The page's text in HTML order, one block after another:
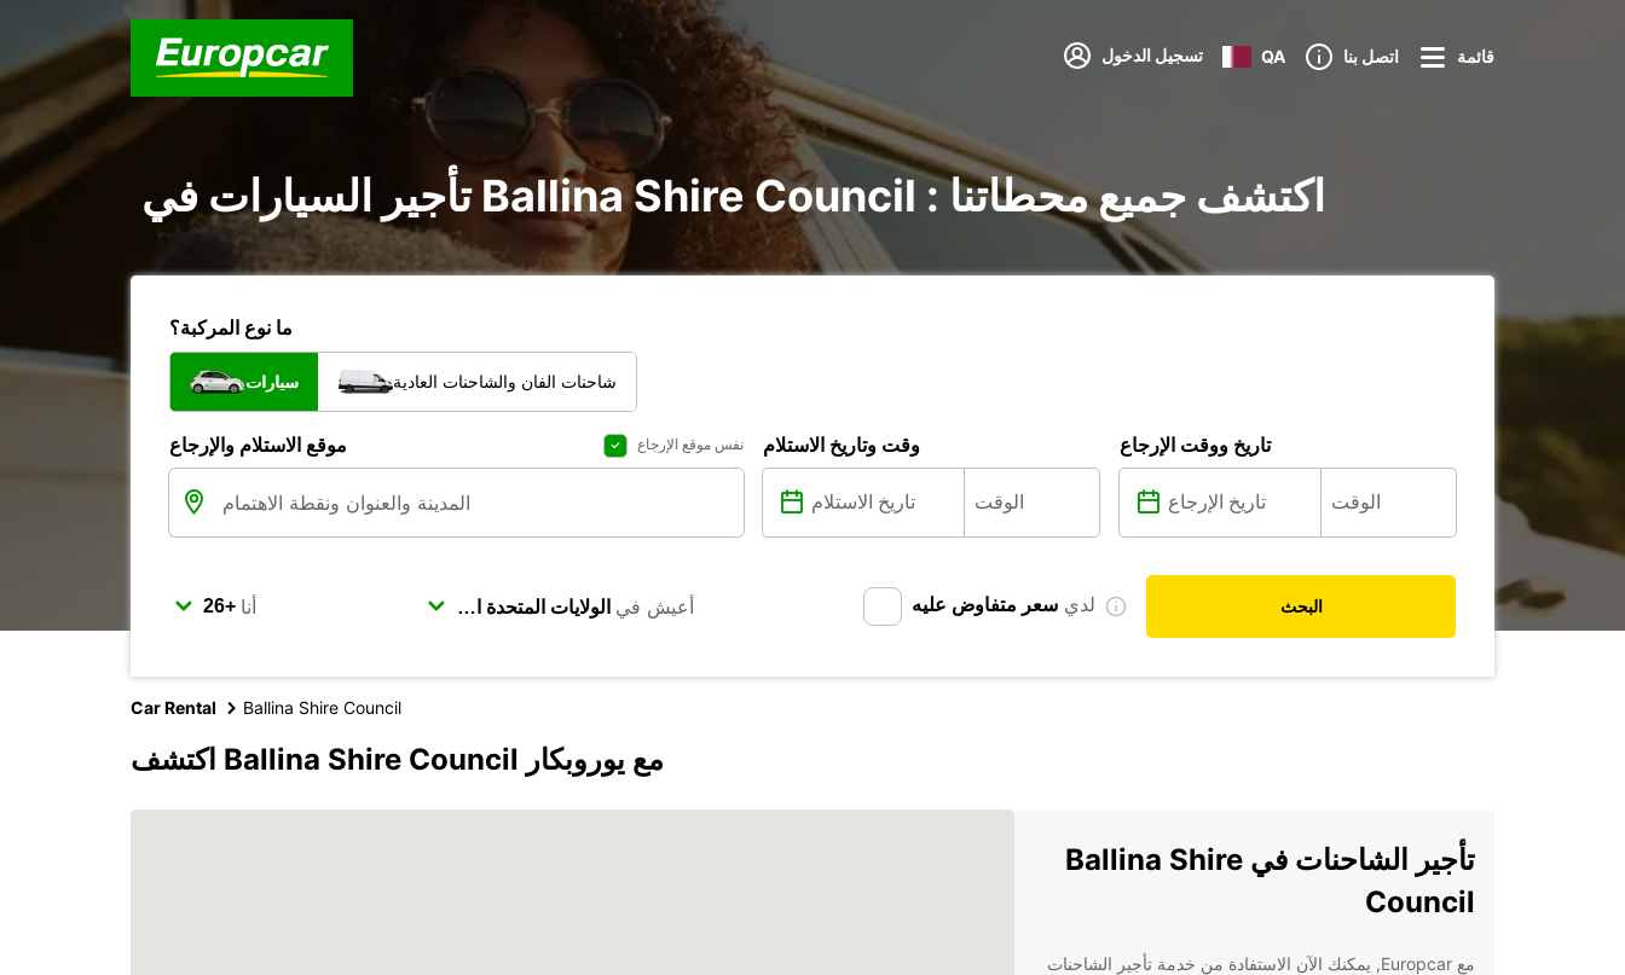
تسجيل الدخول QA اتصل بنا قائمة
تأجير السيارات في Ballina Shire Council : اكتشف جميع محطاتنا
ما نوع المركبة؟
سيارات شاحنات الفان والشاحنات العادية
موقع الاستلام والإرجاع نفس موقع الإرجاع وقت وتاريخ الاستلام تاريخ ووقت الإرجاع
أنا أعيش في لدي سعر متفاوض عليه البحث
Car Rental Ballina Shire Council
اكتشف Ballina Shire Council مع يوروبكار
تأجير الشاحنات في Ballina Shire
Council
مع Europcar, يمكنك الآن الاستفادة من خدمة تأجير الشاحنات